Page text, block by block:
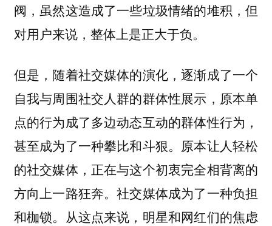
阀，虽然这造成了一些垃圾情绪的堆积，但
对用户来说，整体上是正大于负。
但是，随着社交媒体的演化，逐渐成了一个
自我与周围社交人群的群体性展示，原本单
点的行为成了多边动态互动的群体性行为，
甚至成为了一种攀比和斗狠。原本让人轻松
的社交媒体，正在与这个初衷完全相背离的
方向上一路狂奔。社交媒体成为了一种负担
和枷锁。从这点来说，明星和网红们的焦虑